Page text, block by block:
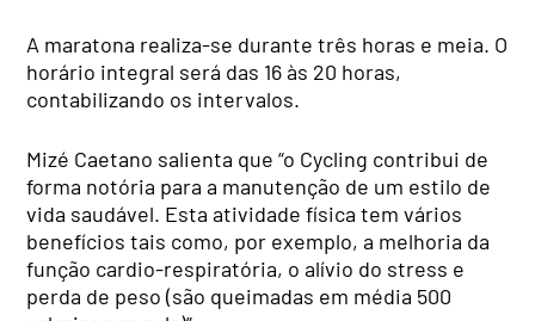
A maratona realiza-se durante três horas e meia. O
horário integral será das 16 às 20 horas,
contabilizando os intervalos.
Mizé Caetano salienta que “o Cycling contribui de
forma notória para a manutenção de um estilo de
vida saudável. Esta atividade física tem vários
benefícios tais como, por exemplo, a melhoria da
função cardio-respiratória, o alívio do stress e
perda de peso (são queimadas em média 500